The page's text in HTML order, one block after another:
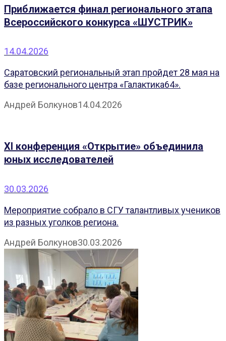
Приближается финал регионального этапа
Всероссийского конкурса «ШУСТРИК»
14.04.2026
Саратовский региональный этап пройдет 28 мая на
базе регионального центра «Галактика64».
Андрей Болкунов14.04.2026
XI конференция «Открытие» объединила
юных исследователей
30.03.2026
Мероприятие собрало в СГУ талантливых учеников
из разных уголков региона.
Андрей Болкунов30.03.2026